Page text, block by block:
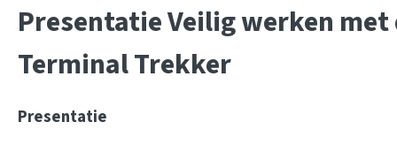
Presentatie Veilig werken met
Terminal Trekker
Presentatie